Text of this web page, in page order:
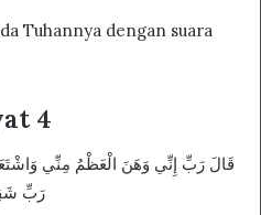
Tuhannya dengan suara
4
قَالَ رَبِّ إِنِّي وَهَنَ الْعَظْمُ مِنِّي
رَبِّ